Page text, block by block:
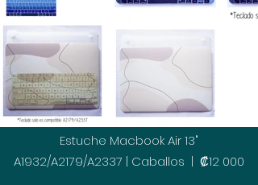
Estuche Macbook Air 13"
A1932/A2179/A2337 | Caballos | ₡12 000